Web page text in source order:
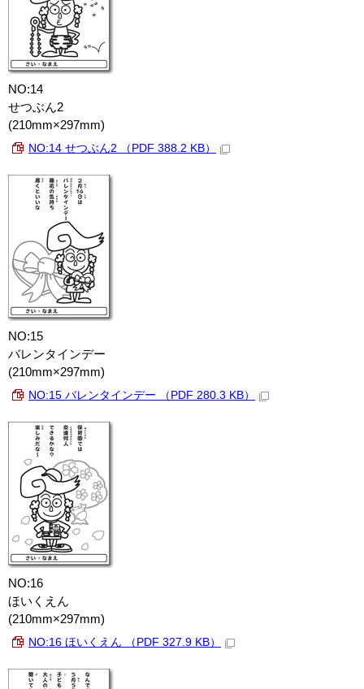
NO:14
せつぶん2
(210mm×297mm)
NO:14 せつぶん2 （PDF 388.2 KB）
NO:15
バレンタインデー
(210mm×297mm)
NO:15 バレンタインデー （PDF 280.3 KB）
NO:16
ほいくえん
(210mm×297mm)
NO:16 ほいくえん （PDF 327.9 KB）